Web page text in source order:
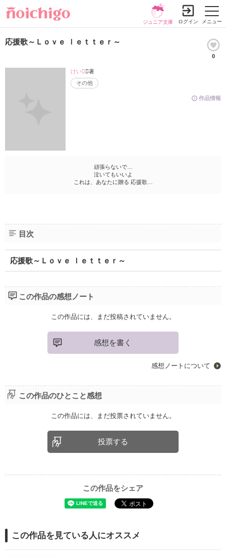
メニュー
ジュニア文庫 ログイン
応援歌～Ｌｏｖｅ ｌｅｔｔｅｒ～
0
作品情報
その他
けい／著
頑張らないで…
泣いてもいいよ
これは、あなたに贈る 応援歌…
目次
応援歌～Ｌｏｖｅ ｌｅｔｔｅｒ～
この作品の感想ノート
この作品には、まだ投稿されていません。
感想を書く
感想ノートについて
この作品のひとこと感想
この作品には、まだ投票されていません。
投票する
この作品をシェア
この作品を見ている人にオススメ